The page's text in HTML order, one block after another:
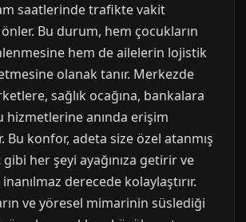
saatlerinde trafikte vakit
Bu durum, hem çocukların
hem de ailelerin lojistik
olanak tanır. Merkezde
sağlık ocağına, bankalara
hizmetlerine anında erişim
Bu konfor, adeta size özel atanmış
gibi her şeyi ayağınıza getirir ve
derecede kolaylaştırır.
ve yöresel mimarinin süslediği